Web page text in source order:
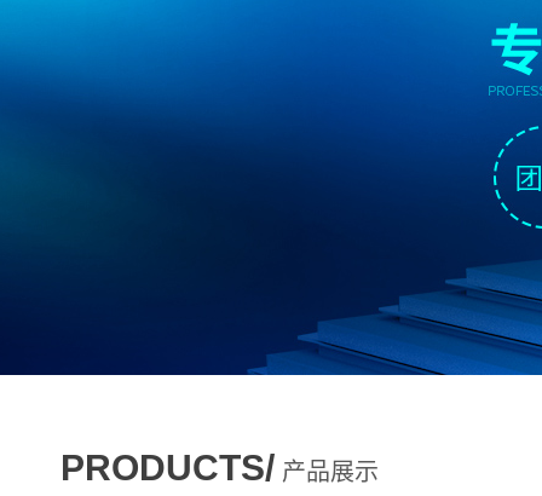
PRODUCTS/ 产品展示